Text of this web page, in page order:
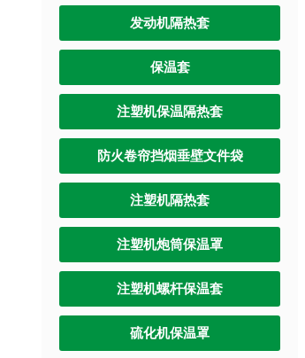
发动机隔热套
保温套
注塑机保温隔热套
防火卷帘挡烟垂壁文件袋
注塑机隔热套
注塑机炮筒保温罩
注塑机螺杆保温套
硫化机保温罩